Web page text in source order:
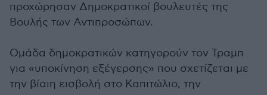
προχώρησαν Δημοκρατικοί βουλευτές της
Βουλής των Αντιπροσώπων.
Ομάδα δημοκρατικών κατηγορούν τον Τραμπ
για «υποκίνηση εξέγερσης» που σχετίζεται με
την βίαιη εισβολή στο Καπιτώλιο, την